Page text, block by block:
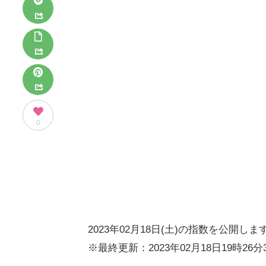
0
2023年02月18日(土)の指数を公開します
※最終更新：2023年02月18日19時26分